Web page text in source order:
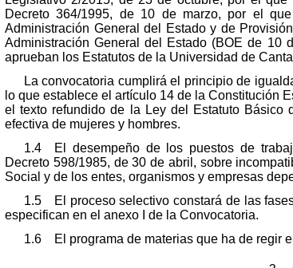
Decreto 364/1995, de 10 de marzo, por el
Administración General del Estado y de
Administración General del Estado (BOE de
aprueban los Estatutos de la Universidad de
La convocatoria cumplirá el principio de
lo que establece el artículo 14 de la Constitución
el texto refundido de la Ley del Estatuto Básico
efectiva de mujeres y hombres.
1.4 El desempeño de los puestos de
Decreto 598/1985, de 30 de abril, sobre
Social y de los entes, organismos y empresas
1.5 El proceso selectivo constará de las
especifican en el anexo I de la Convocatoria.
1.6 El programa de materias que ha de regir